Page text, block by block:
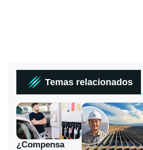
Temas relacionados
¿Compensa